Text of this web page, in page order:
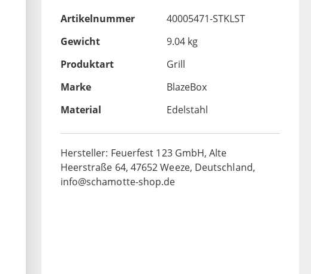
Artikelnummer
40005471-STKLST
Gewicht
9.04 kg
Produktart
Grill
Marke
BlazeBox
Material
Edelstahl
Hersteller: Feuerfest 123 GmbH, Alte
Heerstraße 64, 47652 Weeze, Deutschland,
info@schamotte-shop.de